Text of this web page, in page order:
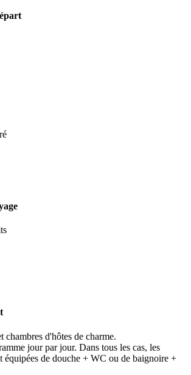
d'hôtes de charme.
jour par jour. Dans tous les cas, les
équipées de douche + WC ou de baignoire +